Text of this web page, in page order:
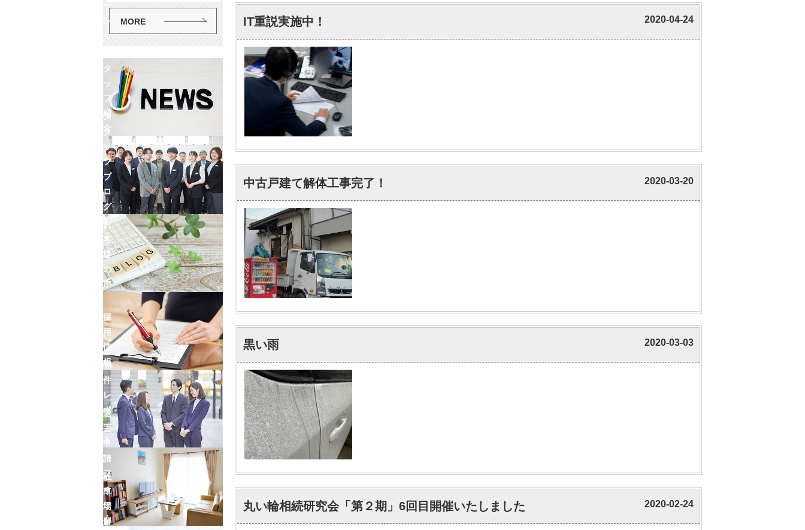
IT重説実施中！ 2020-04-24
中古戸建て解体工事完了！ 2020-03-20
黒い雨 2020-03-03
丸い輪相続研究会「第２期」6回目開催いたしました 2020-02-24
MORE
ー
シ
ョ
タ
ッ
フ
紹
介
ス
タ
ッ
フ
ブ
ロ
グ
お
客
様
の
声
採
用
情
報
物
件
レ
ポ
ー
ト
退
去
申
請
フ
ォ
ー
ム
駐
車
場
解
車